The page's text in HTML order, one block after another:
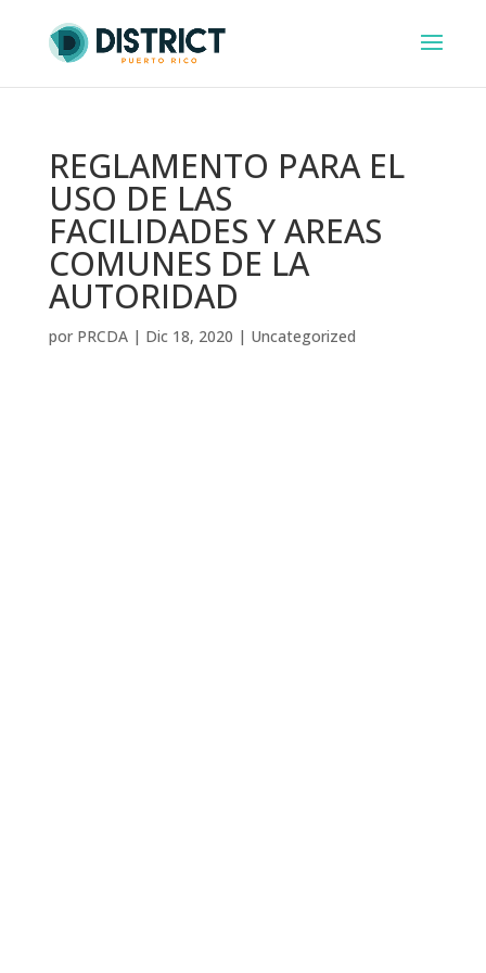
REGLAMENTO PARA EL
USO DE LAS
FACILIDADES Y AREAS
COMUNES DE LA
AUTORIDAD
por PRCDA| Dic 18, 2020 | Uncategorized